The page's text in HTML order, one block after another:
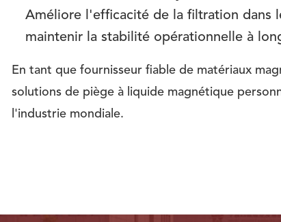
Améliore l'efficacité de la filtration dans
maintenir la stabilité opérationnelle à
En tant que fournisseur fiable de matériaux
solutions de piège à liquide magnétique
l'industrie mondiale.